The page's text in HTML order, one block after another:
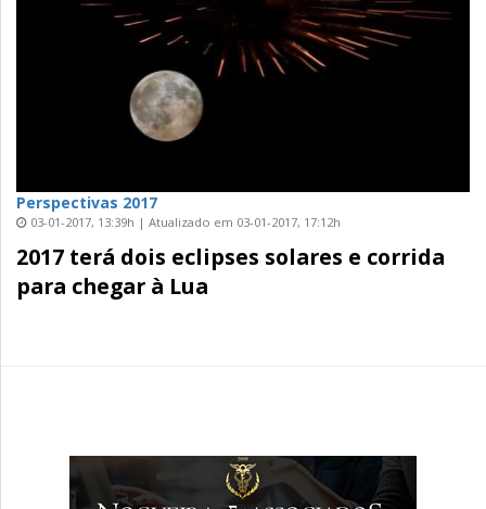
Perspectivas 2017
03-01-2017, 13:39h | Atualizado em 03-01-2017, 17:12h
2017 terá dois eclipses solares e corrida
para chegar à Lua